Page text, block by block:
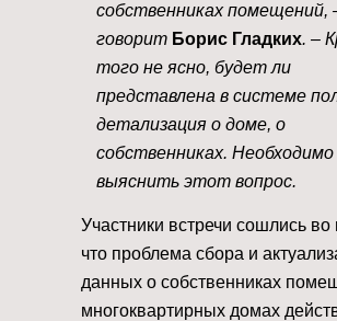
собственниках
говорит Борис Гладких. –
того не ясно, будет ли
представлена в системе
детализация о доме, о
собственниках. Необходимо
выяснить этот вопрос.
Участники встречи сошлись
что проблема сбора и
данных о собственниках
многоквартирных домах